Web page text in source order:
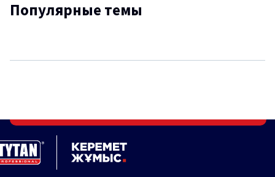
Популярные темы